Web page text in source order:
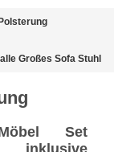
Großes Sofa Stuhl
Set